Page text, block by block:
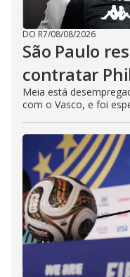
DO R7/08/08/2026
São Paulo
contratar
Meia está
com o Vasco, e foi